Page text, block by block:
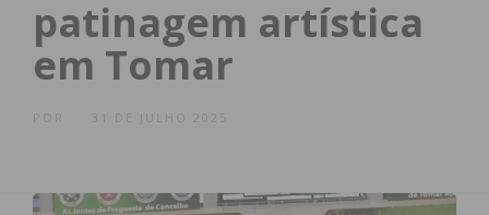
patinagem artística
em Tomar